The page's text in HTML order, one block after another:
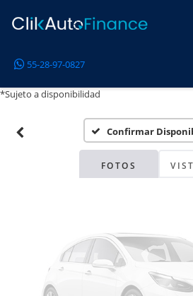
55-28-97-0827
*Sujeto a disponibilidad
Confirmar
FOTOS
Por favor,